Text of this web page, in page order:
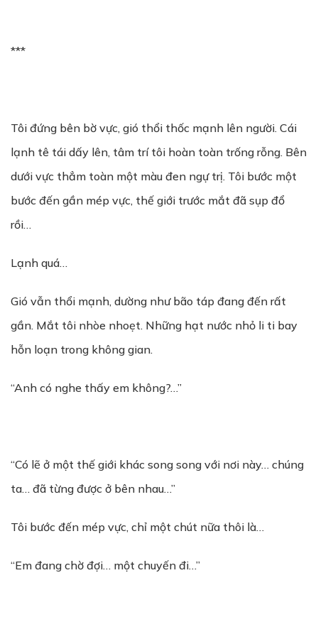
***
Tôi đứng bên bờ vực, gió thổi thốc mạnh lên người. Cái
lạnh tê tái dấy lên, tâm trí tôi hoàn toàn trống rỗng. Bên
dưới vực thẳm toàn một màu đen ngự trị. Tôi bước một
bước đến gần mép vực, thế giới trước mắt đã sụp đổ
rồi…
Lạnh quá…
Gió vẫn thổi mạnh, dường như bão táp đang đến rất
gần. Mắt tôi nhòe nhoẹt. Những hạt nước nhỏ li ti bay
hỗn loạn trong không gian.
“Anh có nghe thấy em không?…”
“Có lẽ ở một thế giới khác song song với nơi này… chúng
ta… đã từng được ở bên nhau…”
Tôi bước đến mép vực, chỉ một chút nữa thôi là…
“Em đang chờ đợi… một chuyến đi…”